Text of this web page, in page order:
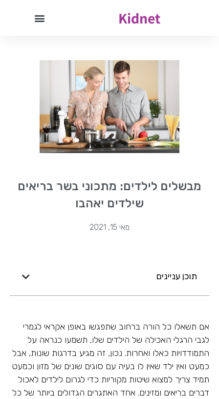
Kidnet
מבשלים לילדים: מתכוני בשר בריאים
שילדים יאהבו
מאי 15, 2021
תוכן עניינים
אם תשאלו כל הורה ברחוב שתפגשו באופן אקראי לגמרי
לגבי הרגלי האכילה של הילדים שלו, תשמעו כנראה על
התמודדויות כאלו ואחרות. נכון, זה מגיע בדרגות שונות, אבל
כמעט ואין ילד שאין לו בעיה עם סוגים שונים של מזון וכמעט
תמיד צריך למצוא שיטות מקוריות כדי לגרום לילדים לאכול
דברים בריאים ומזינים. אחד האתגרים הגדולים ביותר של כל